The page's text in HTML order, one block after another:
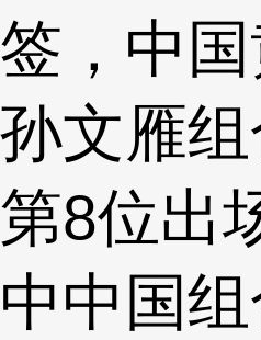
签，中
孙文雁
第8位出
中中国